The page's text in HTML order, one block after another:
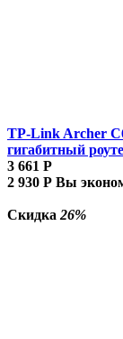
TP-Link Archer
гигабитный
3 661 Р
2 930 Р Вы
Скидка 26%